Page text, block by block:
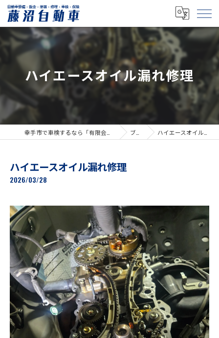
ハイエースオイル漏れ修理
ブログ ハイエースオイル漏れ修理
ハイエースオイル漏れ修理
2026/03/28